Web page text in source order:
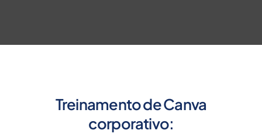
Treinamento de Canva
corporativo: